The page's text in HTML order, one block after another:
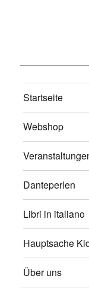
Startseite
Webshop
Danteperlen
Libri in italiano
Hauptsache
Über uns